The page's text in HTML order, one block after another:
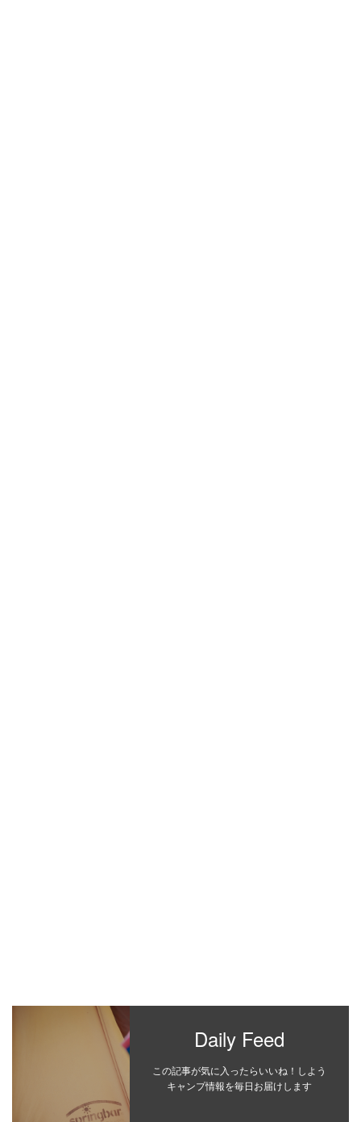
Daily Feed
この記事が気に入ったらいいね！しよう
キャンプ情報を毎日お届けします